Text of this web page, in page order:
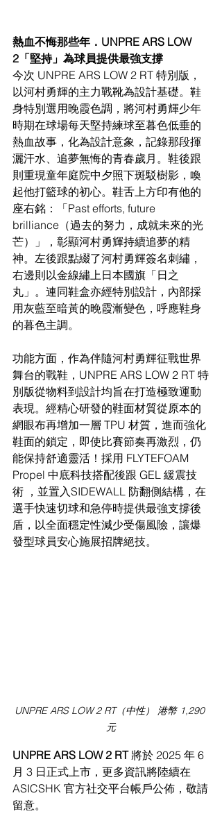
熱⾎不悔那些年．UNPRE ARS LOW
2「堅持」為球員提供最強⽀撐
今次 UNPRE ARS LOW 2 RT 特別版，
以河村勇輝的主⼒戰靴為設計基礎。鞋
⾝特別選⽤晚霞⾊調，將河村勇輝少年
時期在球場每天堅持練球⾄暮⾊低垂的
熱⾎故事，化為設計意象，記錄那段揮
灑汗⽔、追夢無悔的青春歲⽉。鞋後跟
則重現童年庭院中夕照下斑駁樹影，喚
起他打籃球的初⼼。鞋舌上⽅印有他的
座右銘：「Past efforts, future
brilliance（過去的努⼒，成就未來的光
芒）」，彰顯河村勇輝持續追夢的精
神。左後跟點綴了河村勇輝簽名刺繡，
右邊則以⾦線繡上⽇本國旗「⽇之
丸」。連同鞋盒亦經特別設計，內部採
⽤灰藍⾄暗黃的晚霞漸變⾊，呼應鞋⾝
的暮⾊主調。
功能⽅⾯，作為伴隨河村勇輝征戰世界
舞台的戰鞋，UNPRE ARS LOW 2 RT 特
別版從物料到設計均旨在打造極致運動
表現。經精⼼研發的鞋⾯材質從原本的
網眼布再增加⼀層 TPU 材質，進⽽強化
鞋⾯的鎖定，即使比賽節奏再激烈，仍
能保持舒適靈活！採⽤ FLYTEFOAM
Propel 中底科技搭配後跟 GEL 緩震技
術 ，並置入SIDEWALL 防翻側結構，在
選⼿快速切球和急停時提供最強⽀撐後
盾，以全⾯穩定性減少受傷風險，讓爆
發型球員安⼼施展招牌絕技。
UNPRE ARS LOW 2 RT（中性） 港幣 1,290
元
UNPRE ARS LOW 2 RT 將於 2025 年 6
⽉ 3 ⽇正式上市，更多資訊將陸續在
ASICSHK 官⽅社交平台帳⼾公佈，敬請
留意。